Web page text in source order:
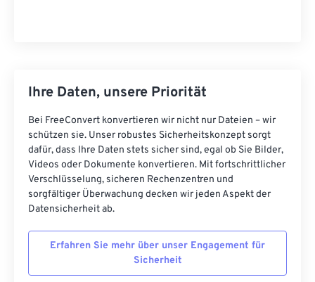
Ihre Daten, unsere Priorität
Bei FreeConvert konvertieren wir nicht nur Dateien – wir
schützen sie. Unser robustes Sicherheitskonzept sorgt
dafür, dass Ihre Daten stets sicher sind, egal ob Sie Bilder,
Videos oder Dokumente konvertieren. Mit fortschrittlicher
Verschlüsselung, sicheren Rechenzentren und
sorgfältiger Überwachung decken wir jeden Aspekt der
Datensicherheit ab.
Erfahren Sie mehr über unser Engagement für
Sicherheit